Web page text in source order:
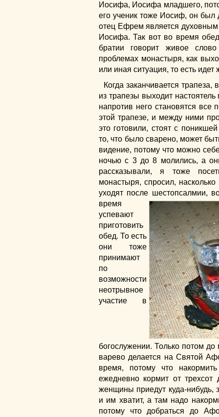
Иосифа, Иосифа младшего,
его ученик тоже Иосиф, он был
отец Ефрем является духовным
Иосифа. Так вот во время
братии говорит живое
проблемах монастыря, как
или иная ситуация, то есть
Когда заканчивается
из трапезы выходит
напротив него становятся все
этой трапезе, и между ними
это готовили, стоят с
то, что было сварено, может
видение, потому что можно
ночью с 3 до 8 молились, а
рассказывали, я тоже
монастыря, спросил,
уходят после шестопсалмии,
время
успевают
приготовить
обед. То есть
они тоже
принимают
по
возможности
неотрывное
участие в
богослужении. Только потом
варево делается на Святой
время, потому что
ежедневно кормит от
женщины приедут куда-нибудь,
и им хватит, а там надо
потому что добраться до